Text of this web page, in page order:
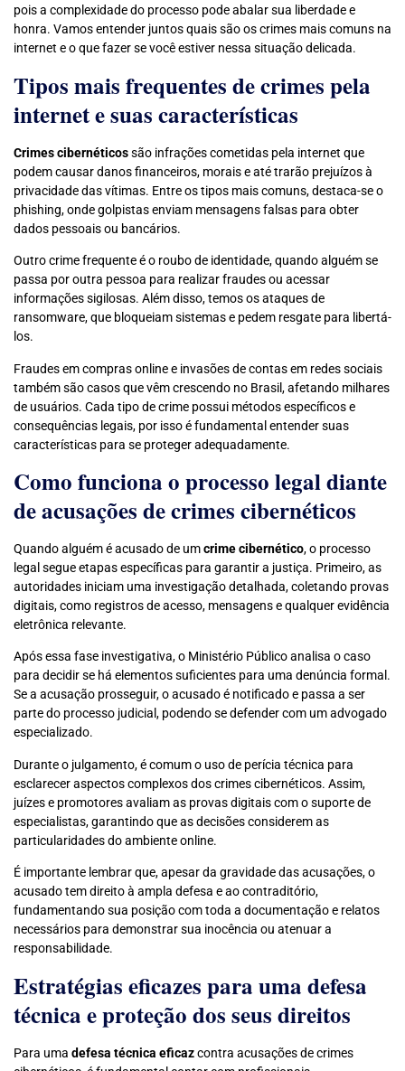
pois a complexidade do processo pode abalar sua liberdade e
honra. Vamos entender juntos quais são os crimes mais comuns na
internet e o que fazer se você estiver nessa situação delicada.
Tipos mais frequentes de crimes pela
internet e suas características
Crimes cibernéticossão infrações cometidas pela internet que
podem causar danos financeiros, morais e até trarão prejuízos à
privacidade das vítimas. Entre os tipos mais comuns, destaca-se o
phishing, onde golpistas enviam mensagens falsas para obter
dados pessoais ou bancários.
Outro crime frequente é o roubo de identidade, quando alguém se
passa por outra pessoa para realizar fraudes ou acessar
informações sigilosas. Além disso, temos os ataques de
ransomware, que bloqueiam sistemas e pedem resgate para libertá-
los.
Fraudes em compras online e invasões de contas em redes sociais
também são casos que vêm crescendo no Brasil, afetando milhares
de usuários. Cada tipo de crime possui métodos específicos e
consequências legais, por isso é fundamental entender suas
características para se proteger adequadamente.
Como funciona o processo legal diante
de acusações de crimes cibernéticos
Quando alguém é acusado de umcrime cibernético, o processo
legal segue etapas específicas para garantir a justiça. Primeiro, as
autoridades iniciam uma investigação detalhada, coletando provas
digitais, como registros de acesso, mensagens e qualquer evidência
eletrônica relevante.
Após essa fase investigativa, o Ministério Público analisa o caso
para decidir se há elementos suficientes para uma denúncia formal.
Se a acusação prosseguir, o acusado é notificado e passa a ser
parte do processo judicial, podendo se defender com um advogado
especializado.
Durante o julgamento, é comum o uso de perícia técnica para
esclarecer aspectos complexos dos crimes cibernéticos. Assim,
juízes e promotores avaliam as provas digitais com o suporte de
especialistas, garantindo que as decisões considerem as
particularidades do ambiente online.
É importante lembrar que, apesar da gravidade das acusações, o
acusado tem direito à ampla defesa e ao contraditório,
fundamentando sua posição com toda a documentação e relatos
necessários para demonstrar sua inocência ou atenuar a
responsabilidade.
Estratégias eficazes para uma defesa
técnica e proteção dos seus direitos
Para uma defesa técnica eficazcontra acusações de crimes